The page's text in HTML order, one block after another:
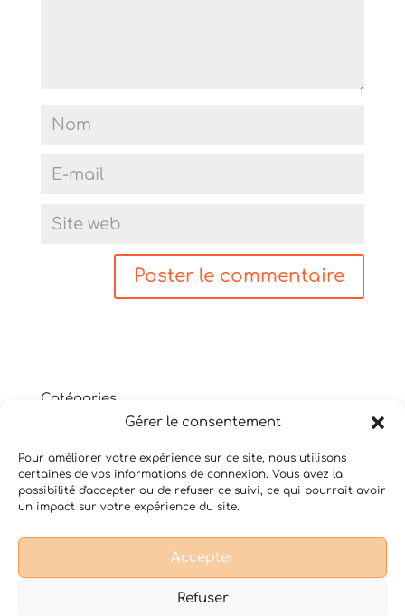
Gérer le consentement
Pour améliorer votre expérience sur ce site, nous utilisons
certaines de vos informations de connexion. Vous avez la
possibilité d'accepter ou de refuser ce suivi, ce qui pourrait avoir
un impact sur votre expérience du site.
Accepter
Refuser
Catégories
Thérapie psycho-corporelle
Yoga du Son
Conditions Générales de Vente